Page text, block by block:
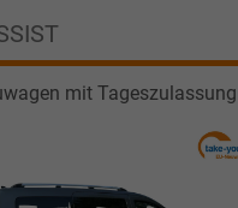
mit Tageszulassung